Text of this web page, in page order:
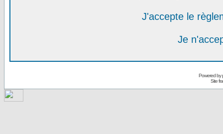
J'accepte le
Je
Powered by
Site